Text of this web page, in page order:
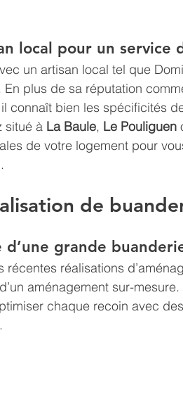
local pour un service
un artisan local tel que
En plus de sa réputation
connaît bien les spécificités
situé à La Baule, Le Pouliguen
de votre logement pour
de
d’une grande
récentes réalisations
aménagement sur-
chaque recoin avec